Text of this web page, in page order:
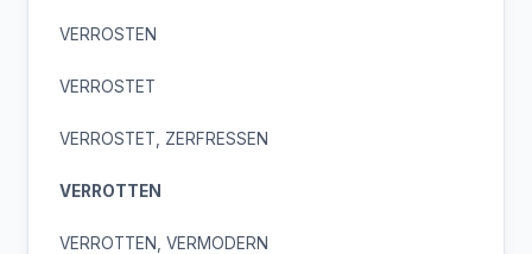
VERROSTEN
VERROSTET
VERROSTET, ZERFRESSEN
VERROTTEN
VERROTTEN, VERMODERN